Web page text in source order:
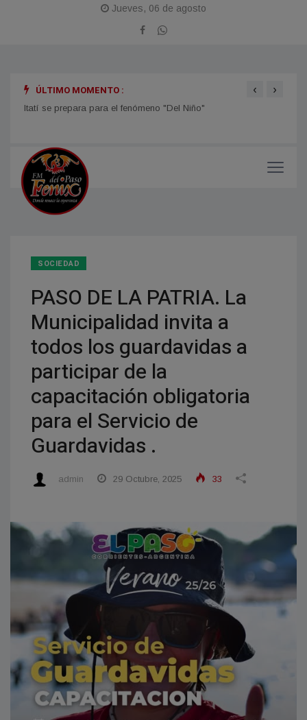
Jueves, 06 de agosto
ÚLTIMO MOMENTO :
Itatí se prepara para el fenómeno "Del Niño"
‹ ›
SOCIEDAD
PASO DE LA PATRIA. La
Municipalidad invita a
todos los guardavidas a
participar de la
capacitación obligatoria
para el Servicio de
Guardavidas .
admin 29 Octubre, 2025 33